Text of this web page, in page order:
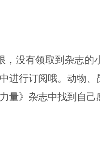
，没有领取到杂志的
进行订阅哦。动物
量》杂志中找到自